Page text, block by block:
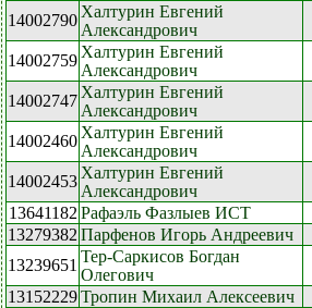
14002790 Халтурин Евгений
Александрович
14002759 Халтурин Евгений
Александрович
14002747 Халтурин Евгений
Александрович
14002460 Халтурин Евгений
Александрович
14002453 Халтурин Евгений
Александрович
13641182 Рафаэль Фазлыев ИСТ
13279382 Парфенов Игорь Андреевич
13239651 Тер-Саркисов Богдан
Олегович
13152229Тропин Михаил Алексеевич